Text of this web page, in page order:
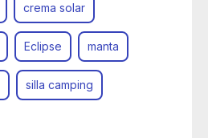
crema solar
Eclipse manta
silla camping